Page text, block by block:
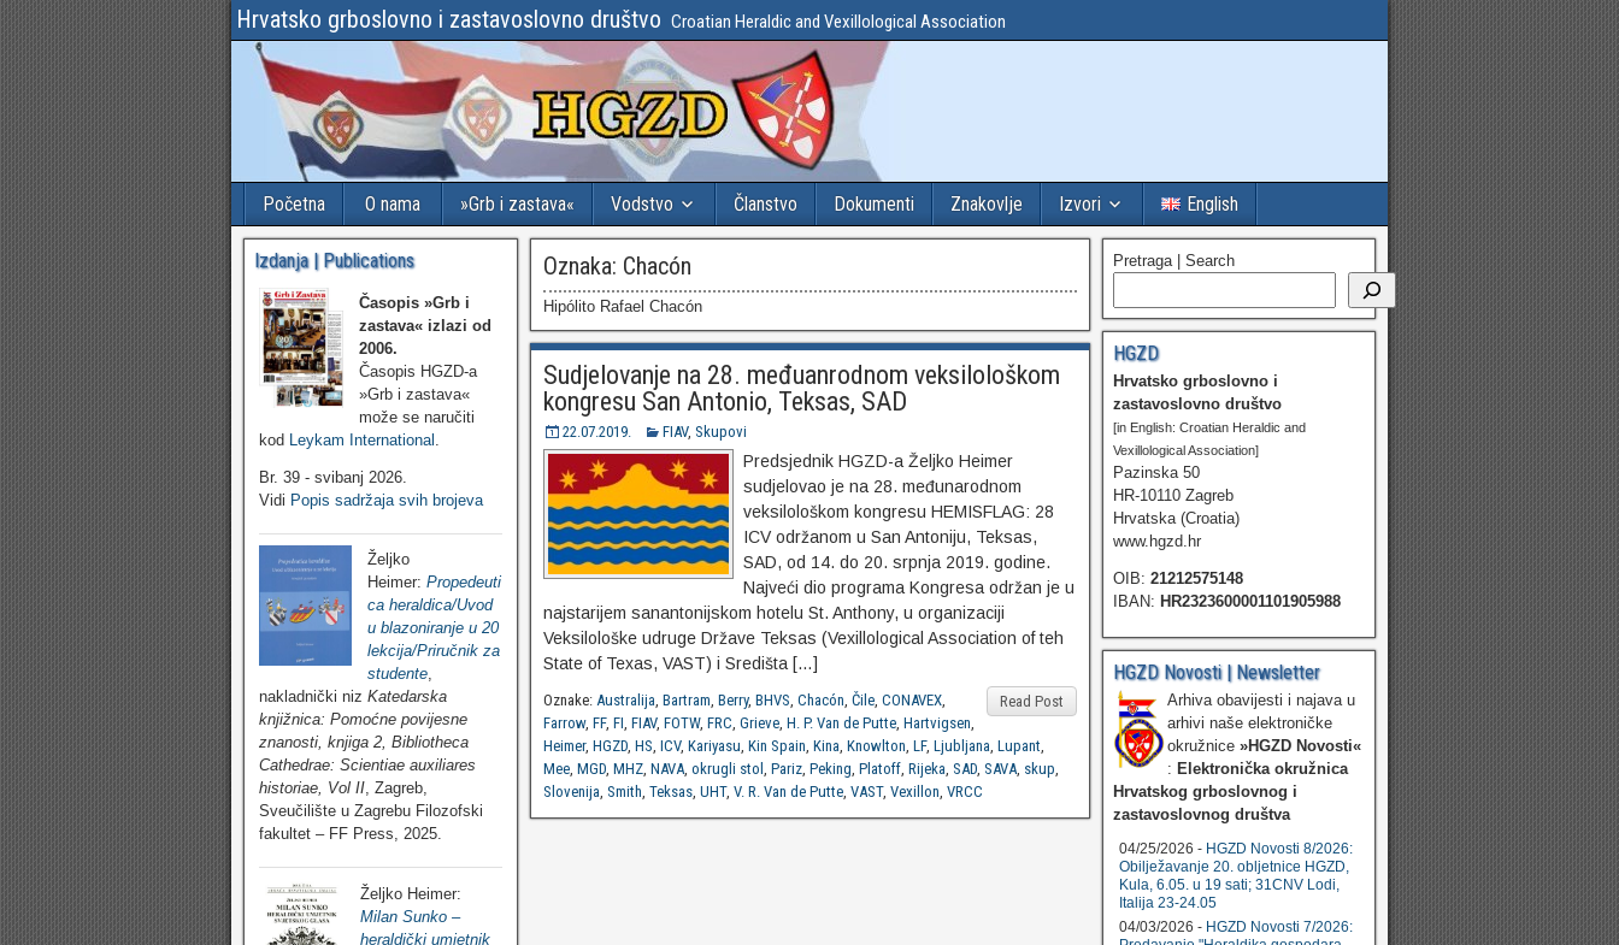
Hrvatsko grboslovno i zastavoslovno društvo Croatian Heraldic and Vexillological Association
Početna O nama »Grb i zastava« Vodstvo Članstvo Dokumenti Znakovlje Izvori English
Oznaka: Chacón
Hipólito Rafael Chacón
Sudjelovanje na 28. međuanrodnom veksilološkom
kongresu San Antonio, Teksas, SAD
22.07.2019. FIAV, Skupovi
Predsjednik HGZD-a Željko Heimer
sudjelovao je na 28. međunarodnom
veksilološkom kongresu HEMISFLAG: 28
ICV održanom u San Antoniju, Teksas,
SAD, od 14. do 20. srpnja 2019. godine.
Najveći dio programa Kongresa održan je u
najstarijem sanantonijskom hotelu St. Anthony, u organizaciji
Veksilološke udruge Države Teksas (Vexillological Association of teh
State of Texas, VAST) i Središta […]
Read Post
Oznake: Australija, Bartram, Berry, BHVS, Chacón, Čile, CONAVEX,
Farrow, FF, FI, FIAV, FOTW, FRC, Grieve, H. P. Van de Putte, Hartvigsen,
Heimer, HGZD, HS, ICV, Kariyasu, Kin Spain, Kina, Knowlton, LF, Ljubljana, Lupant,
Mee, MGD, MHZ, NAVA, okrugli stol , Pariz, Peking, Platoff, Rijeka, SAD, SAVA, skup,
Slovenija, Smith, Teksas, UHT, V. R. Van de Putte, VAST, Vexillon, VRCC
Izdanja | Publications
Časopis »Grb i
zastava« izlazi od
2006.
Časopis HGZD-a
»Grb i zastava«
može se naručiti
kod Leykam International
Br. 39 - svibanj 2026.
Vidi Popis sadržaja svih brojeva
Željko
Heimer: Propedeuti
ca heraldica/Uvod
u blazoniranje u 20
lekcija/Priručnik za
studente,
nakladnički niz Katedarska
knjižnica: Pomoćne povijesne
znanosti, knjiga 2, Bibliotheca
Cathedrae: Scientiae auxiliares
historiae, Vol II, Zagreb,
Sveučilište u Zagrebu Filozofski
fakultet – FF Press, 2025.
Željko Heimer:
Milan Sunko –
heraldički umjetnik
Pretraga | Search
HGZD
Hrvatsko grboslovno i
zastavoslovno društvo
[in English: Croatian Heraldic and
Vexillological Association]
Pazinska 50
HR-10110 Zagreb
Hrvatska (Croatia)
www.hgzd.hr
OIB: 21212575148
IBAN: HR2323600001101905988
HGZD Novosti | Newsletter
Arhiva obavijesti i najava u
arhivi naše elektroničke
okružnice »HGZD Novosti«
: Elektronička okružnica
Hrvatskog grboslovnog i
zastavoslovnog društva
04/25/2026 - HGZD Novosti 8/2026:
Obilježavanje 20. obljetnice HGZD,
Kula, 6.05. u 19 sati; 31CNV Lodi,
Italija 23-24.05
04/03/2026 - HGZD Novosti 7/2026: